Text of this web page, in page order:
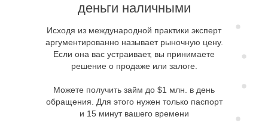
деньги наличными
Исходя из международной практики эксперт
аргументированно называет рыночную цену.
Если она вас устраивает, вы принимаете
решение о продаже или залоге.
Можете получить займ до $1 млн. в день
обращения. Для этого нужен только паспорт
и 15 минут вашего времени